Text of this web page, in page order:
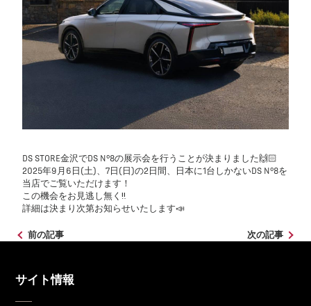
DS STORE金沢でDS N°8の展示会を行うことが決まりました🙌🏻
2025年9月6日(土)、7日(日)の2日間、日本に1台しかないDS N°8を
当店でご覧いただけます！
この機会をお見逃し無く‼️
詳細は決まり次第お知らせいたします📣
前の記事 次の記事
サイト情報